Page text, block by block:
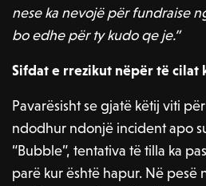
nese ka nevojë për fundraise
bo edhe për ty kudo qe je.”
Sifdat e rrezikut nëpër të cilat
Pavarësisht se gjatë këtij viti
ndodhur ndonjë incident apo
“Bubble”, tentativa të tilla ka
parë kur është hapur. Në pesë